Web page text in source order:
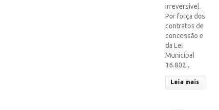
irreversível.
Por força dos
contratos de
concessão e
da Lei
Municipal
16.802...
Leia mais